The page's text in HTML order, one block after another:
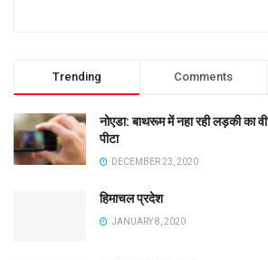
Trending Comments
नोएडा: बाथरूम में नहा रही लड़की का
पीटा
DECEMBER 23, 2020
हिमाचल प्रदेश
JANUARY 8, 2020